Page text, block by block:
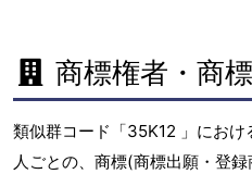
商標権者・商
類似群コード「35K12 」にお
人ごとの、商標(商標出願・登